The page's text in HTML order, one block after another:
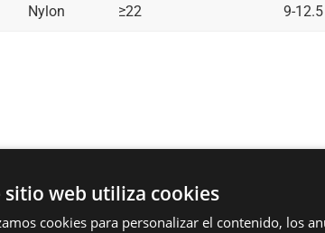
Nylon ≥22 9-12.5
Solicitar más
sitio web utiliza cookies
cookies para personalizar el contenido, los